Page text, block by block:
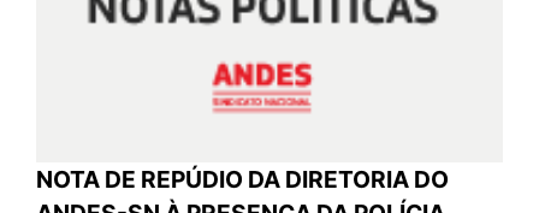
NOTA DE REPÚDIO DA DIRETORIA DO